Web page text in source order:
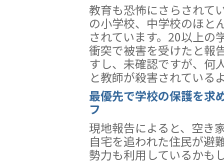
教育も恐怖にさらされて
の小学校、中学校のほと
されています。20以上の
衝突で被害を受けたと報
すし、未確認ですが、何
と教師が殺害されている
最優先で学校の保護を求
フ
現地報告によると、空き
自宅を追われた住民が避
勢力も利用しているかも